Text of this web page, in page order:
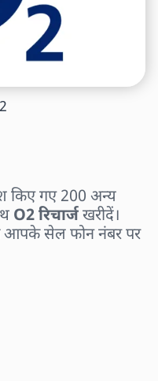
किए गए 200 अन्य
O2 रिचार्जखरीदें।
आपके सेल फोन नंबर पर